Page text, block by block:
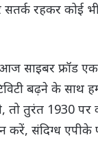
रहकर कोई भी
साइबर फ्रॉड
बढ़ने के साथ
तो तुरंत 1930 पर
करें, संदिग्ध